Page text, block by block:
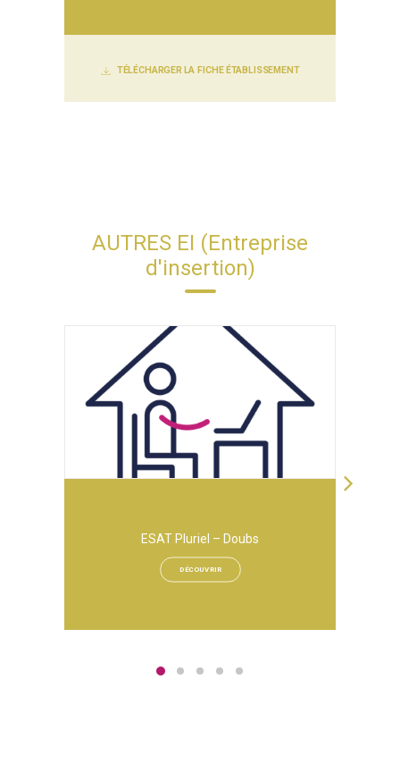
TÉLÉCHARGER LA FICHE ÉTABLISSEMENT
AUTRES EI (Entreprise
d'insertion)
ESAT Pluriel – Doubs
DÉCOUVRIR